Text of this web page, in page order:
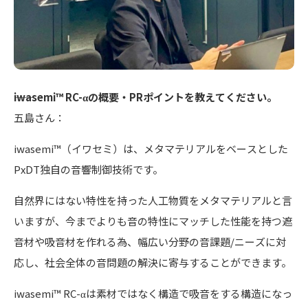
――iwasemi™ RC-αの概要・PRポイントを教えてください。
五島さん：
iwasemi™（イワセミ）は、メタマテリアルをベースとした
PxDT独自の音響制御技術です。
自然界にはない特性を持った人工物質をメタマテリアルと言
いますが、今までよりも音の特性にマッチした性能を持つ遮
音材や吸音材を作れる為、幅広い分野の音課題/ニーズに対
応し、社会全体の音問題の解決に寄与することができます。
iwasemi™ RC-αは素材ではなく構造で吸音をする構造になっ